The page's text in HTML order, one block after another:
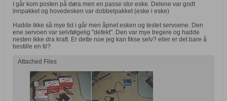
I går kom posten på døra men en passe stor eske. Delene var godt
innpakket og hovedesken var dobbelpakket (eske i eske)
Hadde ikke så mye tid i går men åpnet esken og testet servoene. Den
ene servoen var selvfølgelig "defekt". Den var mye tregere og hadde
nesten ikke dra kraft. Er dette noe jeg kan fikse selv? eller er det bare å
bestille en til?
Attached Files